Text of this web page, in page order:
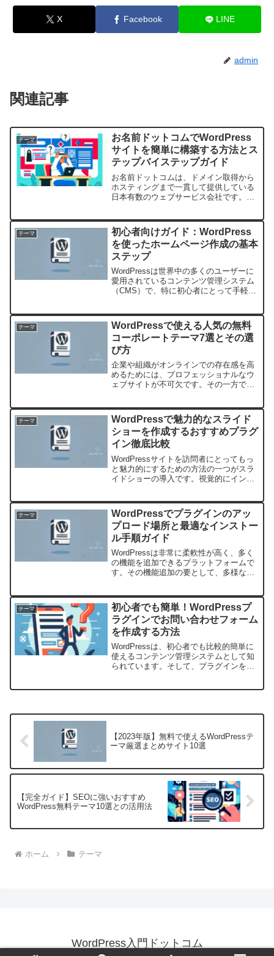
X Facebook LINE
admin
関連記事
テーマ
お名前ドットコムでWordPress
サイトを簡単に構築する方法とス
テップバイステップガイド
お名前ドットコムは、ドメイン取得から
ホスティングまで一貫して提供している
日本有数のウェブサービス会社です。こ
法を、初心者でもわかりやすいようにス
テップバイステッ...
テーマ
初心者向けガイド：WordPress
を使ったホームページ作成の基本
ステップ
WordPressは世界中の多くのユーザーに
愛用されているコンテンツ管理システム
（CMS）で、特に初心者にとって手軽に
を利用してホームページを作りたいと考
えてい...
テーマ
WordPressで使える人気の無料
コーポレートテーマ7選とその選
び方
企業や組織がオンラインでの存在感を高
めるためには、プロフェッショナルなウ
ェブサイトが不可欠です。その一方で、
は、その使いやすさと豊富なテーマの選
択肢で、多くの企業...
テーマ
WordPressで魅力的なスライド
ショーを作成するおすすめプラグ
イン徹底比較
WordPressサイトを訪問者にとってもっ
と魅力的にするための方法の一つがスラ
イドショーの導入です。視覚的にインパ
報を効果的に伝える手段となります。し
かし、どのプラグ...
テーマ
WordPressでプラグインのアッ
プロード場所と最適なインストー
ル手順ガイド
WordPressは非常に柔軟性が高く、多く
の機能を追加できるプラットフォームで
す。その機能追加の要として、多様なプ
のアップロード場所やインストール手順
に戸惑うことがあ...
テーマ
初心者でも簡単！WordPressプ
ラグインでお問い合わせフォーム
を作成する方法
WordPressは、初心者でも比較的簡単に
使えるコンテンツ管理システムとして知
られています。そして、プラグインを活
【2023年版】無料で使えるWordPressテ
ーマ厳選まとめサイト10選
【完全ガイド】SEOに強いおすすめ
WordPress無料テーマ10選との活用法
ホーム テーマ
WordPress入門ドットコム